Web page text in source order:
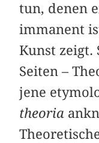
tun, denen
immanent
Kunst zeigt.
Seiten –
jene
theoria